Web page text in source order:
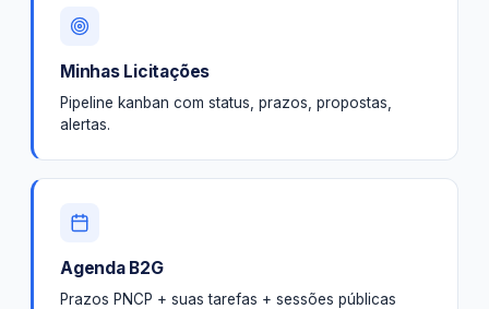
Minhas Licitações
Pipeline kanban com status, prazos, propostas,
alertas.
Agenda B2G
Prazos PNCP + suas tarefas + sessões públicas